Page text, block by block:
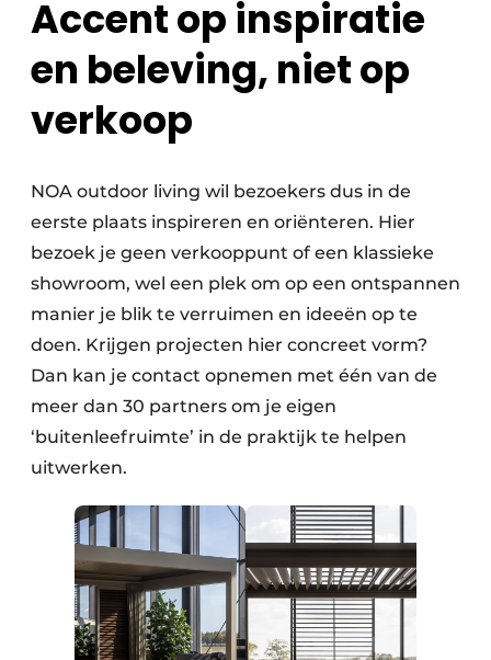
Accent op inspiratie
en beleving, niet op
verkoop
NOA outdoor living wil bezoekers dus in de
eerste plaats inspireren en oriënteren. Hier
bezoek je geen verkooppunt of een klassieke
showroom, wel een plek om op een ontspannen
manier je blik te verruimen en ideeën op te
doen. Krijgen projecten hier concreet vorm?
Dan kan je contact opnemen met één van de
meer dan 30 partners om je eigen
‘buitenleefruimte’ in de praktijk te helpen
uitwerken.